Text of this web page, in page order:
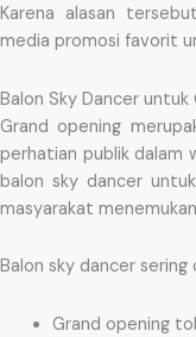
Karena alasan
media promosi favorit
Balon Sky Dancer untuk
Grand opening
perhatian publik dalam
balon sky dancer
masyarakat
Balon sky dancer sering
Grand opening